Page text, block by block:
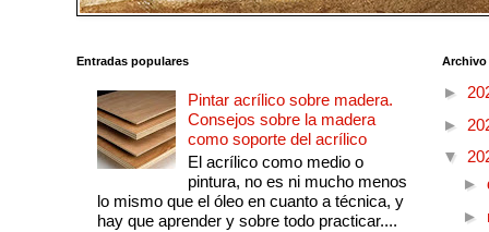
Entradas populares
Pintar acrílico sobre madera.
Consejos sobre la madera
como soporte del acrílico
El acrílico como medio o
pintura, no es ni mucho menos
lo mismo que el óleo en cuanto a técnica, y
hay que aprender y sobre todo practicar....
►
►
▼
►
►